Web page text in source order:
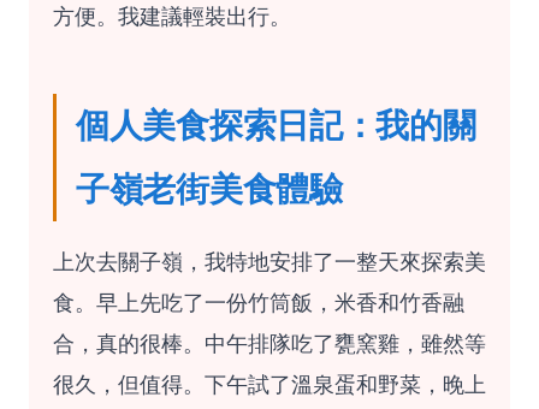
方便。我建議輕裝出行。
個人美食探索日記：我的關
子嶺老街美食體驗
上次去關子嶺，我特地安排了一整天來探索美
食。早上先吃了一份竹筒飯，米香和竹香融
合，真的很棒。中午排隊吃了甕窯雞，雖然等
很久，但值得。下午試了溫泉蛋和野菜，晚上